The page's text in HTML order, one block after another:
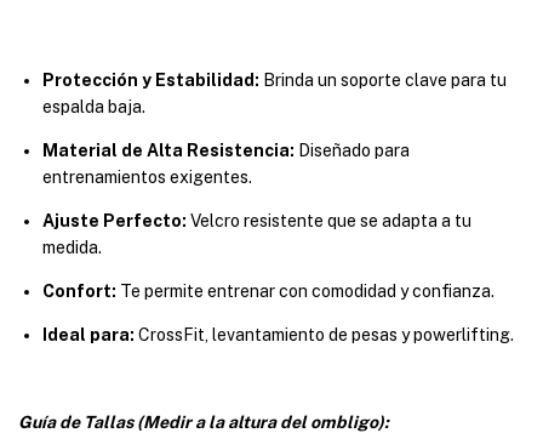
Protección y Estabilidad: Brinda un soporte clave para tu
espalda baja.
Material de Alta Resistencia: Diseñado para
entrenamientos exigentes.
Ajuste Perfecto: Velcro resistente que se adapta a tu
medida.
Confort: Te permite entrenar con comodidad y confianza.
Ideal para: CrossFit, levantamiento de pesas y powerlifting.
Guía de Tallas (Medir a la altura del ombligo):